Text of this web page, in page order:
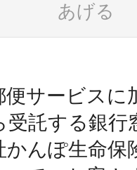
ピー あげる
サービスに
受託する銀行
かんぽ生命保
智頭
鴻巣